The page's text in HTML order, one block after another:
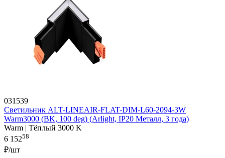
031539
Светильник ALT-LINEAIR-FLAT-DIM-L60-2094-3W
Warm3000 (BK, 100 deg) (Arlight, IP20 Металл, 3 года)
Warm | Тёплый 3000 K
6 15258
₽/шт